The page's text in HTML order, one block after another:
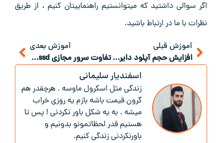
اگر سوالی داشتید که میتوانستیم راهنماییتان کنیم ، از طریق
نظرات با ما در ارتباط باشید.
آموزش قبلی
افزایش حجم آپلود دایرکت ادمین
آموزش بعدی
تفاوت سرور مجازی ssd و سرور مجازی NVME
اسفندیار سلیمانی
زندگی‌ مثل اسکرول ماوسه . هرچقدر هم
گرون قیمت باشه بازم یه روزی خراب
میشه . به یه شکل باور نکردنی ! پس تا
هستیم قدر لحظاتمونو بدونیم و
باور‌نکردنی زندگی کنیم.